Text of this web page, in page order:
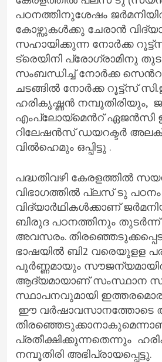
പഠനത്തിനുശേഷം
കോഴ്സുകള്‍ക്കു ചേരാന്‍
സഹായിക്കുന്ന നോര്‍ക്ക റൂട്ട്സ്
ട്രെയിനി പ്രോഗ്രാമിനു
സംബന്ധിച്ച് നോര്‍ക്ക
ചടങ്ങില്‍ നോര്‍ക്ക റൂട്ട്സ്
ഹരികൃഷ്ണന്‍
എംപ്ലോയ്‌മെന്‍റ് ഏജൻസി
റിലേഷൻസ് ഡയറക്ടർ
വിൽഹെമും ഒപ്പിട്ടു .
പദ്ധതിവഴി കേരളത്തില്‍
വിഭാഗത്തില്‍ പ്ലസ് ടു പഠനം
വിദ്യാർഥികള്‍ക്കാണ്
ബിരുദ പഠനത്തിനും തുടര്‍ന്ന്
അവസരം.
ഭാഷയില്‍ ബി2 വരെയുളള
പൂര്‍ണ്ണമായും
ആദ്യമായാണ് സംസ്ഥാന
സ്ഥാപനവുമായി
ഈ വര്‍ഷാവസാനത്തോടെ
പ്രതീക്ഷിക്കുന്നതെന്നും
നമ്പൂതിരി അഭിപ്രായപ്പെട്ടു.